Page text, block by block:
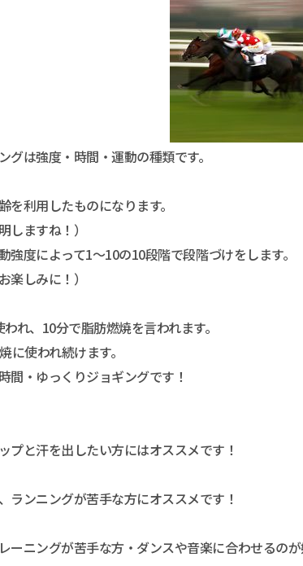
グは強度・時間・運動の種類です。
を利用したものになります。
しますね！）
強度によって1〜10の10段階で段階づけをします。
楽しみに！）
れ、10分で脂肪燃焼を言われます。
に使われ続けます。
間・ゆっくりジョギングです！
プと汗を出したい方にはオススメです！
ランニングが苦手な方にオススメです！
ーニングが苦手な方・ダンスや音楽に合わせるの